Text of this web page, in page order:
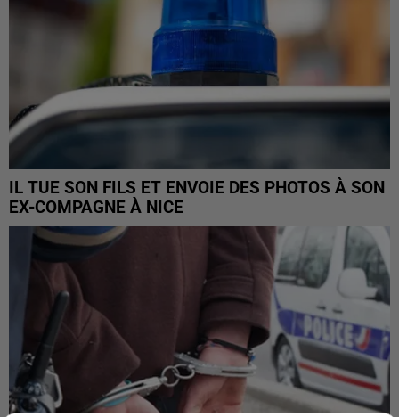
IL TUE SON FILS ET ENVOIE DES PHOTOS À SON
EX-COMPAGNE À NICE